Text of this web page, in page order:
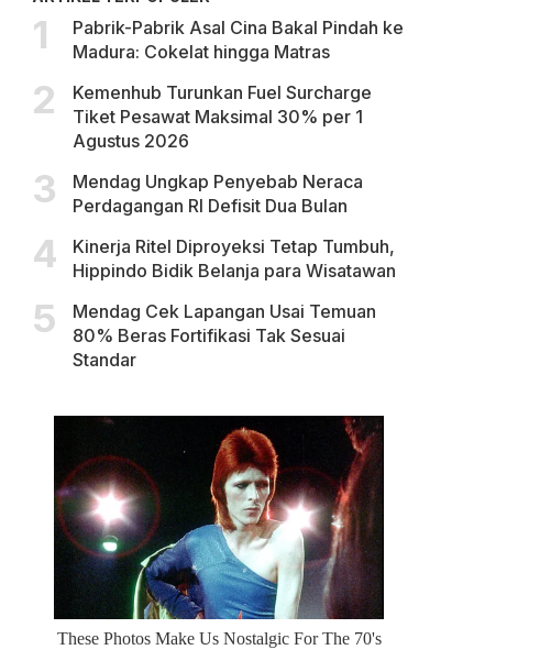
Pabrik-Pabrik Asal Cina Bakal Pindah ke
Madura: Cokelat hingga Matras
Kemenhub Turunkan Fuel Surcharge
Tiket Pesawat Maksimal 30% per 1
Agustus 2026
Mendag Ungkap Penyebab Neraca
Perdagangan RI Defisit Dua Bulan
Kinerja Ritel Diproyeksi Tetap Tumbuh,
Hippindo Bidik Belanja para Wisatawan
Mendag Cek Lapangan Usai Temuan
80% Beras Fortifikasi Tak Sesuai
Standar